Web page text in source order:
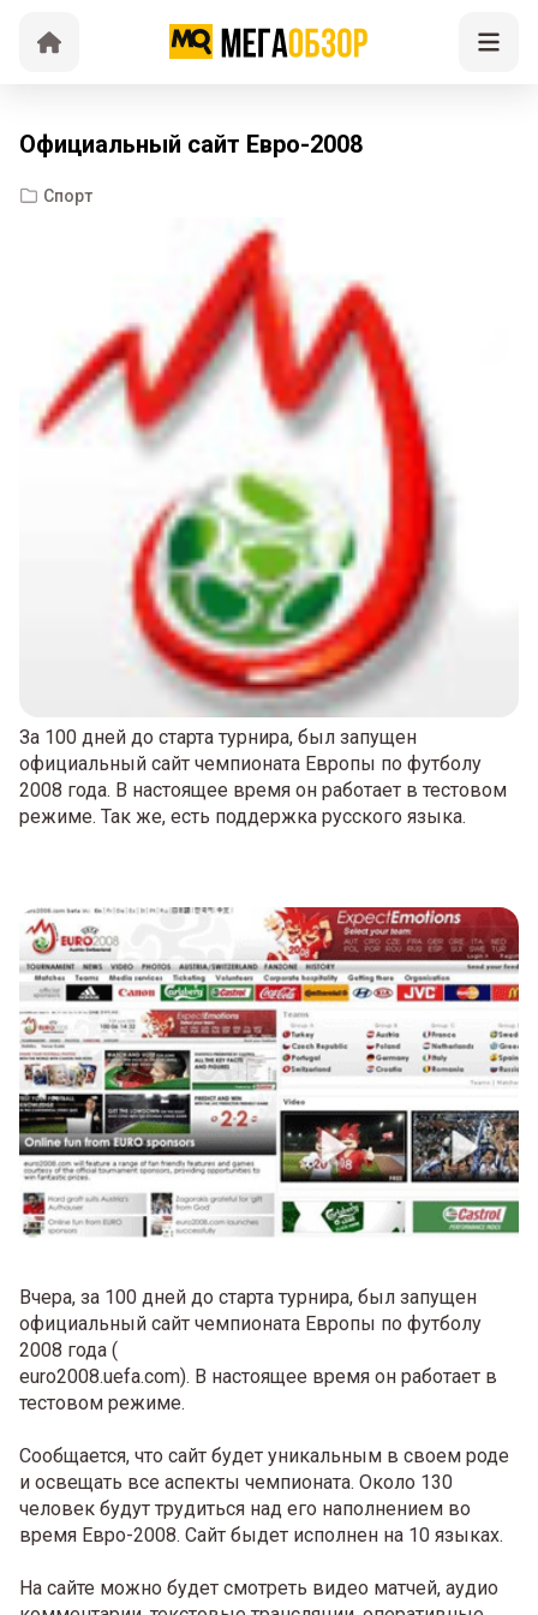
Официальный сайт Евро-2008
Спорт
За 100 дней до старта турнира, был запущен
официальный сайт чемпионата Европы по футболу
2008 года. В настоящее время он работает в тестовом
режиме. Так же, есть поддержка русского языка.
Вчера, за 100 дней до старта турнира, был запущен
официальный сайт чемпионата Европы по футболу
2008 года (
euro2008.uefa.com). В настоящее время он работает в
тестовом режиме.
Сообщается, что сайт будет уникальным в своем роде
и освещать все аспекты чемпионата. Около 130
человек будут трудиться над его наполнением во
время Евро-2008. Сайт быдет исполнен на 10 языках.
На сайте можно будет смотреть видео матчей, аудио